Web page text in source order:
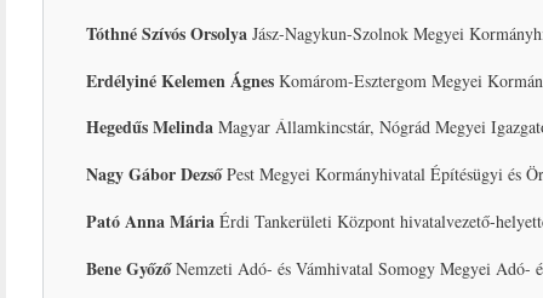
Tóthné Szívós Orsolya Jász-Nagykun-Szolnok Megyei
Erdélyiné Kelemen Ágnes Komárom-Esztergom Megyei
Hegedűs Melinda Magyar Államkincstár, Nógrád Megyei
Nagy Gábor DezsőPest Megyei Kormányhivatal Építésügyi és
Pató Anna Mária Érdi Tankerületi Központ hivatalvezető-
Bene GyőzőNemzeti Adó- és Vámhivatal Somogy Megyei Adó-